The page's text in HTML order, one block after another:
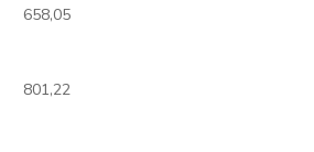
658,05
801,22